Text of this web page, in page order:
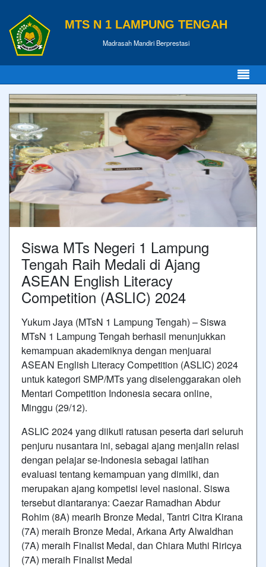
MTS N 1 LAMPUNG TENGAH
Madrasah Mandiri Berprestasi
Siswa MTs Negeri 1 Lampung
Tengah Raih Medali di Ajang
ASEAN English Literacy
Competition (ASLIC) 2024
Yukum Jaya (MTsN 1 Lampung Tengah) – Siswa
MTsN 1 Lampung Tengah berhasil menunjukkan
kemampuan akademiknya dengan menjuarai
ASEAN English Literacy Competition (ASLIC) 2024
untuk kategori SMP/MTs yang diselenggarakan oleh
Mentari Competition Indonesia secara online,
Minggu (29/12).
ASLIC 2024 yang diikuti ratusan peserta dari seluruh
penjuru nusantara ini, sebagai ajang menjalin relasi
dengan pelajar se-Indonesia sebagai latihan
evaluasi tentang kemampuan yang dimilki, dan
merupakan ajang kompetisi level nasional. Siswa
tersebut diantaranya: Caezar Ramadhan Abdur
Rohim (8A) mearih Bronze Medal, Tantri Citra Kirana
(7A) meraih Bronze Medal, Arkana Arty Alwaldhan
(7A) meraih Finalist Medal, dan Chiara Muthi Riricya
(7A) meraih Finalist Medal